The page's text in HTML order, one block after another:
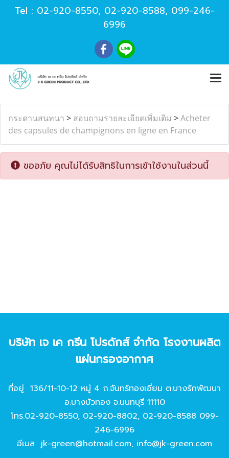
Tel : 02-920-8550, 02-920-8588, 099-246-
6996
กระดานสนทนา > สอบถามรายละเอียดเพิ่มเติม >Acheter
des capsules de champignons en ligne en France
ขออภัย คุณไม่ได้รับสิทธิในการเข้าใช้งานในส่วนนี้
บริษัท เจ เค กรีน โปรดักส์ จํากัด โรงงานผลิต
แผ่นกรองอากาศ
ที่อยู่ 136/11-10-12 หมู่ 4 ถ.จันทร์ทองเอี่ยม ต.บางรักพัฒนา
อ.บางบัวทอง จ.นนทบุรี 11110
โทร.02-920-8550, 02-920-8802, 02-920-8588 099-
246-6996
อีเมล jk-green@hotmail.com, info@jk-green.com